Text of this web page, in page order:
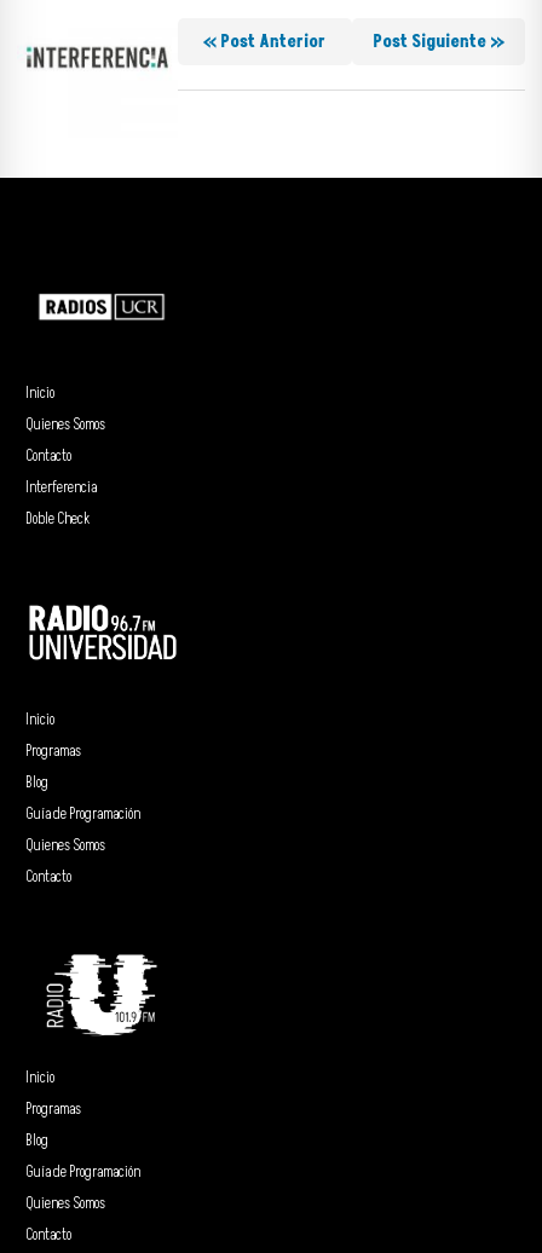
« Post Anterior Post Siguiente »
Inicio
Quienes Somos
Contacto
Interferencia
Doble Check
Inicio
Programas
Blog
Guía de Programación
Quienes Somos
Contacto
Inicio
Programas
Blog
Guía de Programación
Quienes Somos
Contacto